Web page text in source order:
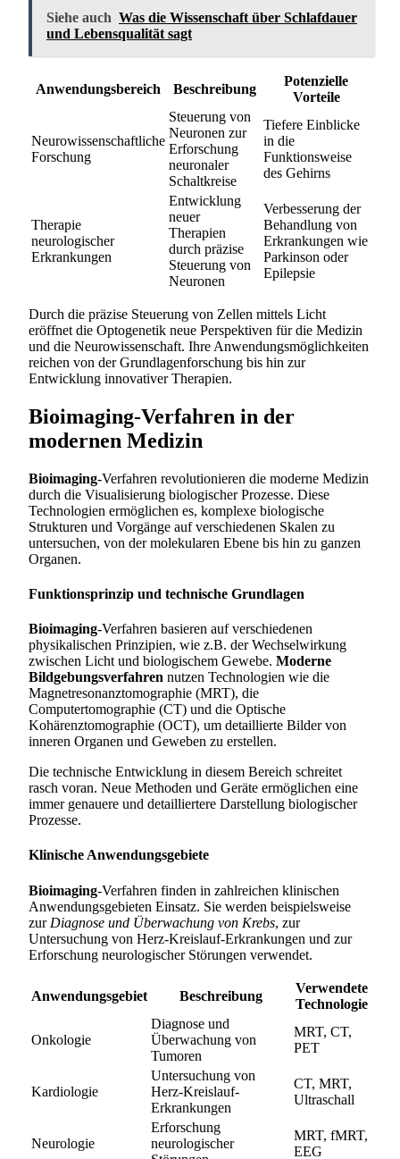
Siehe auch Was die Wissenschaft über Schlafdauer
und Lebensqualität sagt
Anwendungsbereich Beschreibung
Potenzielle
Vorteile
Neurowissenschaftliche
Forschung
Steuerung von
Neuronen zur
Erforschung
neuronaler
Schaltkreise
Tiefere Einblicke
in die
Funktionsweise
des Gehirns
Therapie
neurologischer
Erkrankungen
Entwicklung
neuer
Therapien
durch präzise
Steuerung von
Neuronen
Verbesserung der
Behandlung von
Erkrankungen wie
Parkinson oder
Epilepsie
Durch die präzise Steuerung von Zellen mittels Licht
eröffnet die Optogenetik neue Perspektiven für die Medizin
und die Neurowissenschaft. Ihre Anwendungsmöglichkeiten
reichen von der Grundlagenforschung bis hin zur
Entwicklung innovativer Therapien.
Bioimaging-Verfahren in der
modernen Medizin
Bioimaging-Verfahren revolutionieren die moderne Medizin
durch die Visualisierung biologischer Prozesse. Diese
Technologien ermöglichen es, komplexe biologische
Strukturen und Vorgänge auf verschiedenen Skalen zu
untersuchen, von der molekularen Ebene bis hin zu ganzen
Organen.
Funktionsprinzip und technische Grundlagen
Bioimaging-Verfahren basieren auf verschiedenen
physikalischen Prinzipien, wie z.B. der Wechselwirkung
zwischen Licht und biologischem Gewebe. Moderne
Bildgebungsverfahren nutzen Technologien wie die
Magnetresonanztomographie (MRT), die
Computertomographie (CT) und die Optische
Kohärenztomographie (OCT), um detaillierte Bilder von
inneren Organen und Geweben zu erstellen.
Die technische Entwicklung in diesem Bereich schreitet
rasch voran. Neue Methoden und Geräte ermöglichen eine
immer genauere und detailliertere Darstellung biologischer
Prozesse.
Klinische Anwendungsgebiete
Bioimaging-Verfahren finden in zahlreichen klinischen
Anwendungsgebieten Einsatz. Sie werden beispielsweise
zur Diagnose und Überwachung von Krebs, zur
Untersuchung von Herz-Kreislauf-Erkrankungen und zur
Erforschung neurologischer Störungen verwendet.
Anwendungsgebiet Beschreibung
Verwendete
Technologie
Onkologie
Diagnose und
Überwachung von
Tumoren
MRT, CT,
PET
Kardiologie
Untersuchung von
Herz-Kreislauf-
Erkrankungen
CT, MRT,
Ultraschall
Neurologie
Erforschung
neurologischer
MRT, fMRT,
EEG